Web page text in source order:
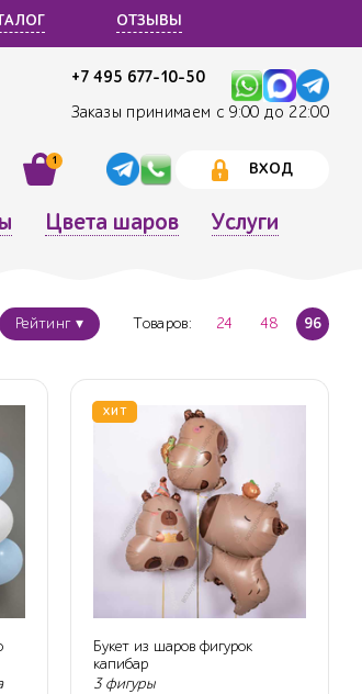
ОТЗЫВЫ
+7 495 677-10-50
Заказы принимаем с 9:00 до 22:00
1
ВХОД
Цвета шаров Услуги
Рейтинг ▾ Товаров: 24 48 96
ХИТ
Букет из шаров фигурок
капибар
3 фигуры